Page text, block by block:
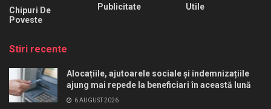
Chipuri De
Poveste
Publicitate
Utile
Stiri recente
Alocațiile, ajutoarele sociale și indemnizațiile
ajung mai repede la beneficiari în această lună
6 AUGUST 2026